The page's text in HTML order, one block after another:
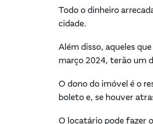
Todo o dinheiro
cidade.
Além disso, aqueles
março 2024, terão um
O dono do imóvel é o
boleto e, se houver
O locatário pode fazer